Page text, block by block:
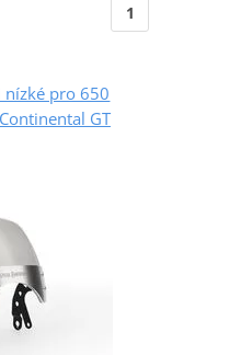
1
nízké pro 650
GT